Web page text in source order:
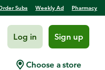
Subs Weekly Ad Pharmacy
Log in Sign up
Choose a store